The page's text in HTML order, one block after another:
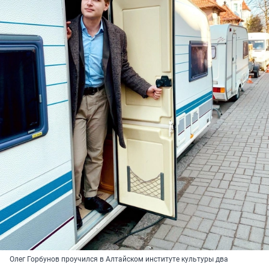
Олег Горбунов проучился в Алтайском институте культуры два